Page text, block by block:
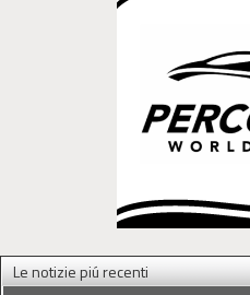
Le notizie piú recenti